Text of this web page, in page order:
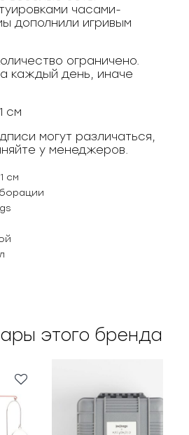
часами-
дополнили игривым
ограничено.
каждый день, иначе
см
могут различаться,
у менеджеров.
см
этого бренда